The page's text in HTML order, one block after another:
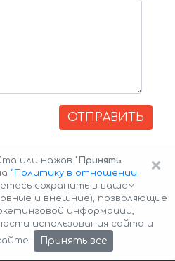
ОТПРАВИТЬ
Авто-Аренда Cookie Policy
×
или нажав "Принять
”Политику в отношении
сохранить в вашем
и внешние), позволяющие
информации,
использования сайта и
Принять все